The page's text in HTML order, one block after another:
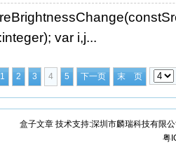
var i,j...
1 2 3 4 5 下一页 末 页
盒子文章 技术支持:深圳市麟瑞科技有限
粤